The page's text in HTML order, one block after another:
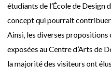
étudiants de l’École de Design
concept qui pourrait
Ainsi, les diverses propositions
exposées au Centre d’Arts de
la majorité des visiteurs ont